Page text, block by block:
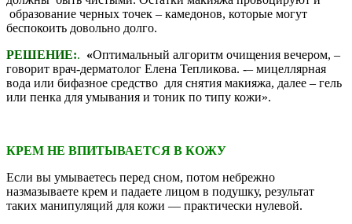
образование черных точек – камедонов, которые могут
беспокоить довольно долго.
РЕШЕНИЕ:. «Оптимальный алгоритм очищения вечером, –
говорит врач-дерматолог Елена Тепликова. -– мицеллярная
вода или бифазное средство для снятия макияжа, далее – гель
или пенка для умывания и тоник по типу кожи».
КРЕМ НЕ ВПИТЫВАЕТСЯ В КОЖУ
Если вы умываетесь перед сном, потом небрежно
назмазываете крем и падаете лицом в подушку, результат
таких манипуляций для кожи — практически нулевой.